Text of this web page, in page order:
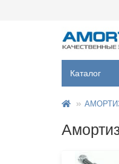
Каталог